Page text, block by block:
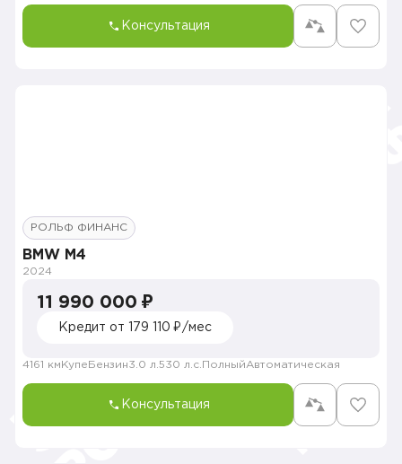
Консультация
РОЛЬФ ФИНАНС
BMW M4
2024
11 990 000 ₽
Кредит от 179 110 ₽/мес
4161 км Купе Бензин3.0 л. 530 л.с. ПолныйАвтоматическая
Консультация